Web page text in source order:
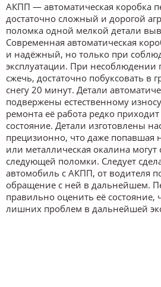
АКПП — автоматическая коробка
достаточно сложный и дорогой
поломка одной мелкой детали
Современная автоматическая
и надёжный, но только при
эксплуатации. При
сжечь, достаточно побуксовать в
снегу 20 минут. Детали
подвержены естественному
ремонта её работа редко
состояние. Детали изготовлены
прецизионно, что даже попавшая
или металлическая окалина могут
следующей поломки. Следует
автомобиль с АКПП, от водителя
обращение с ней в дальнейшем.
правильно оценить её состояние,
лишних проблем в дальнейшей